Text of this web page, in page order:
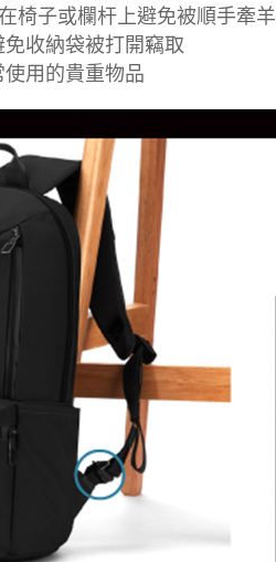
椅子或欄杆上避免被順手牽羊
收納袋被打開竊取
用的貴重物品